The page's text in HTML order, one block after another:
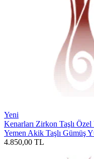
Yeni
Kenarları Zirkon Taşlı
Yemen Akik Taşlı Gümüş
4.850,00 TL